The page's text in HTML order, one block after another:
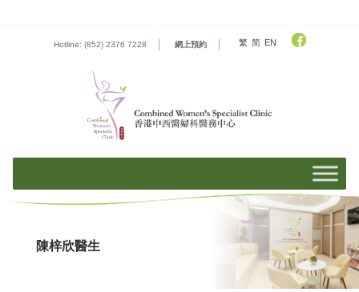
Hotline: (852) 2376 7228 網上預約 繁 简 EN
陳梓欣醫生